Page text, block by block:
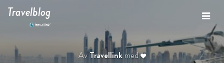
Travelblog
Av Travellinkmed